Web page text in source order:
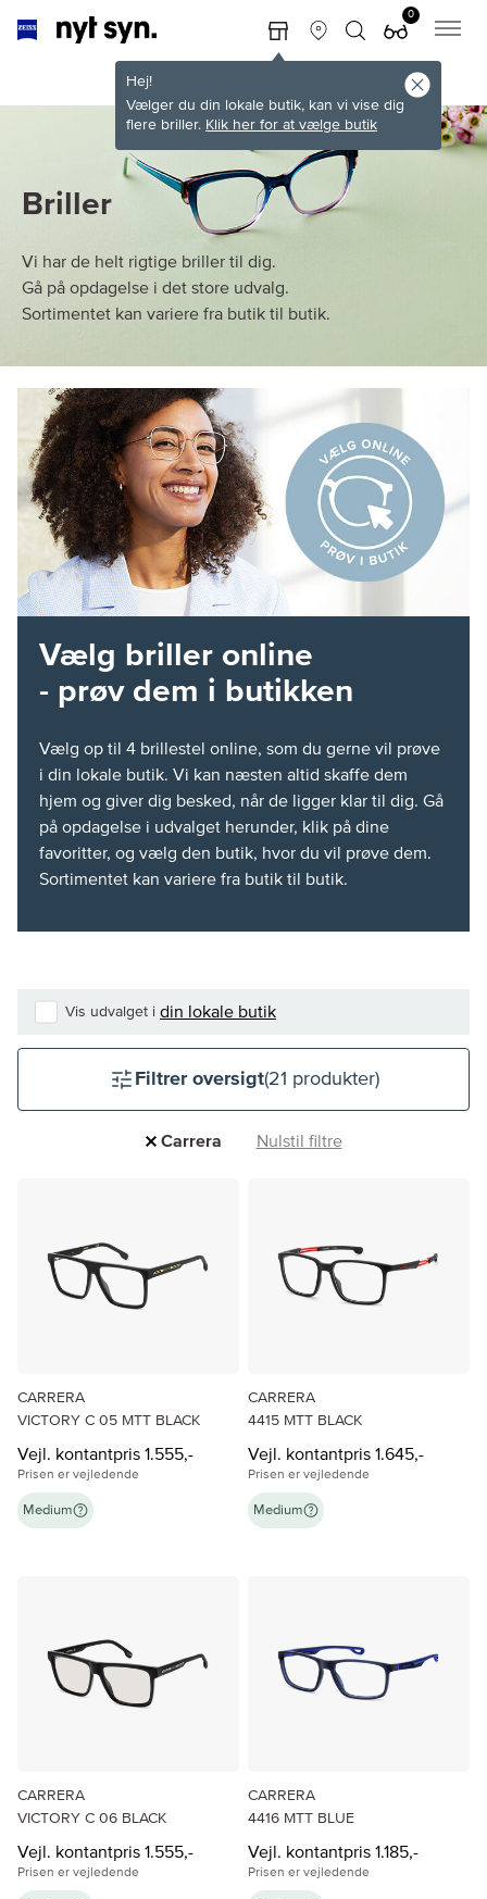
Hej!
Vælger du din lokale butik, kan vi vise dig
flere briller. Klik her for at vælge butik
0
Briller
Vi har de helt rigtige briller til dig.
Gå på opdagelse i det store udvalg.
Sortimentet kan variere fra butik til butik.
Vælg briller online
- prøv dem i butikken
Vælg op til 4 brillestel online, som du gerne vil prøve
i din lokale butik. Vi kan næsten altid skaffe dem
hjem og giver dig besked, når de ligger klar til dig. Gå
på opdagelse i udvalget herunder, klik på dine
favoritter, og vælg den butik, hvor du vil prøve dem.
Sortimentet kan variere fra butik til butik.
Vis udvalget i din lokale butik
Filtrer oversigt(21 produkter)
Carrera Nulstil filtre
CARRERA
VICTORY C 05 MTT BLACK
Vejl. kontantpris 1.555,-
Prisen er vejledende
Medium
CARRERA
4415 MTT BLACK
Vejl. kontantpris 1.645,-
Prisen er vejledende
Medium
CARRERA
VICTORY C 06 BLACK
Vejl. kontantpris 1.555,-
Prisen er vejledende
CARRERA
4416 MTT BLUE
Vejl. kontantpris 1.185,-
Prisen er vejledende